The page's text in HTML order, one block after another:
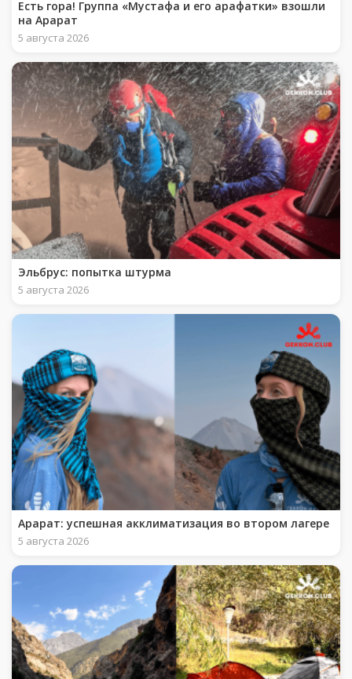
Есть гора! Группа «Мустафа и его арафатки» взошли
на Арарат
5 августа 2026
Эльбрус: попытка штурма
5 августа 2026
Арарат: успешная акклиматизация во втором лагере
5 августа 2026